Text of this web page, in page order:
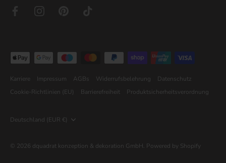
Karriere Impressum AGBs Widerrufsbelehrung
Datenschutz
Cookie-Richtlinien (EU)
Barrierefreiheit Produktsicherheitsverordnung
Währung
Deutschland (EUR €)
© 2026 dquadrat konzeption & dekoration GmbH. Powered by Shopify